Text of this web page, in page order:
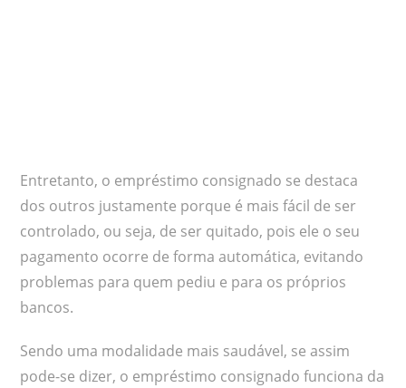
Entretanto, o empréstimo consignado se destaca
dos outros justamente porque é mais fácil de ser
controlado, ou seja, de ser quitado, pois ele o seu
pagamento ocorre de forma automática, evitando
problemas para quem pediu e para os próprios
bancos.
Sendo uma modalidade mais saudável, se assim
pode-se dizer, o empréstimo consignado funciona da